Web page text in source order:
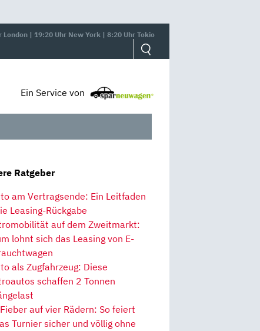
| 19:20 Uhr New York | 8:20 Uhr Tokio
Ein Service von
Ratgeber
am Vertragsende: Ein Leitfaden
Leasing-Rückgabe
auf dem Zweitmarkt:
lohnt sich das Leasing von E-
als Zugfahrzeug: Diese
schaffen 2 Tonnen
auf vier Rädern: So feiert
Turnier sicher und völlig ohne